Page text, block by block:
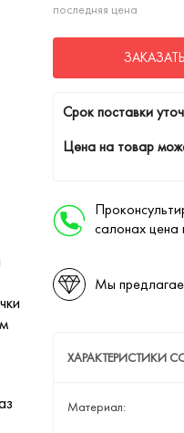
последняя цена
ЗАКАЗАТЬ
Cрок поставки
Цена на товар
салонах
Мы
ХАРАКТЕРИСТИКИ
Материал: